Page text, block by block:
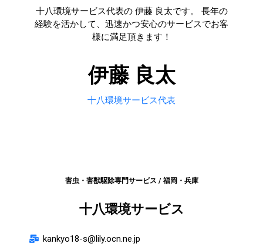
十八環境サービス代表の 伊藤 良太です。 長年の
経験を活かして、迅速かつ安心のサービスでお客
様に満足頂きます！
伊藤 良太
十八環境サービス代表
害虫・害獣駆除専門サービス / 福岡・兵庫
十八環境サービス
kankyo18-s@lily.ocn.ne.jp